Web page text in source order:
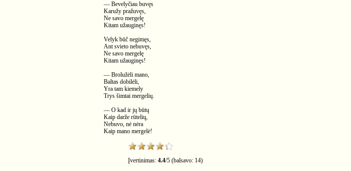
— Bevelyčiau buvęs
Karužy pražuvęs,
Ne savo mergelę
Kitam užauginęs!
Velyk būč negimęs,
Ant svieto nebuvęs,
Ne savo mergelę
Kitam užauginęs!
— Brolužėli mano,
Baltas dobilėli,
Yra tam kiemely
Trys šimtai mergelių.
— O kad ir jų būtų
Kaip darže rūtelių,
Nebuvo, nė nėra
Kaip mano mergelė!
Įvertinimas: 4.4/5 (balsavo: 14)